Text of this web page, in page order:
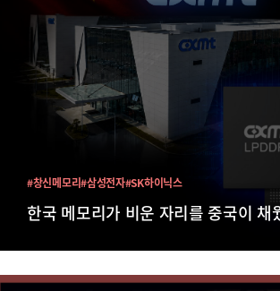
한국 메모리가 비운 자리를 중국이 채
#창신메모리#삼성전자#SK하이닉스